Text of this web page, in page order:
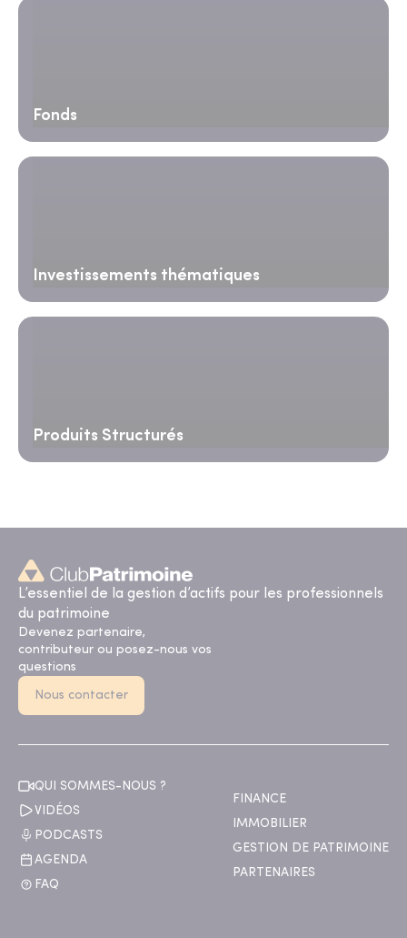
Fonds
Investissements thématiques
Produits Structurés
L’essentiel de la gestion d’actifs pour les professionnels
du patrimoine
Devenez partenaire,
contributeur ou posez-nous vos
questions
Nous contacter
QUI SOMMES-NOUS ?
VIDÉOS
PODCASTS
AGENDA
FAQ
FINANCE
IMMOBILIER
GESTION DE PATRIMOINE
PARTENAIRES